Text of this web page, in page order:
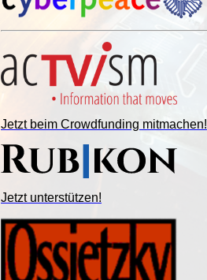
Jetzt beim Crowdfunding mitmachen!
Jetzt unterstützen!